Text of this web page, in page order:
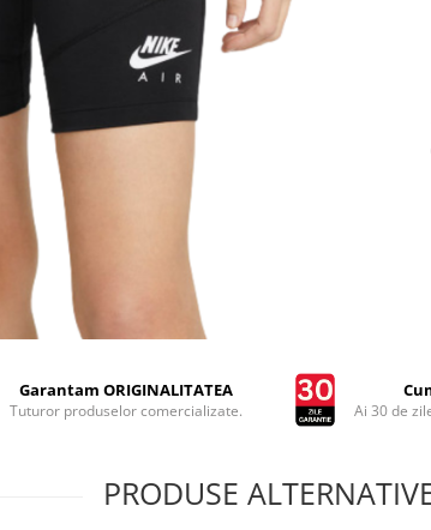
Garantam ORIGINALITATEA
Tuturor produselor comercializate. Ai 30 de
PRODUSE